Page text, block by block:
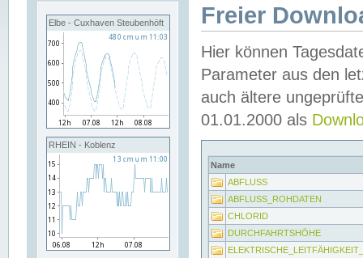
Elbe - Cuxhaven Steubenhöft
RHEIN - Koblenz
Freier
Hier können
Parameter aus den
auch ältere
01.01.2000 als
Name
ABFLUSS
ABFLUSS_ROHDATEN
CHLORID
DURCHFAHRTSHÖHE